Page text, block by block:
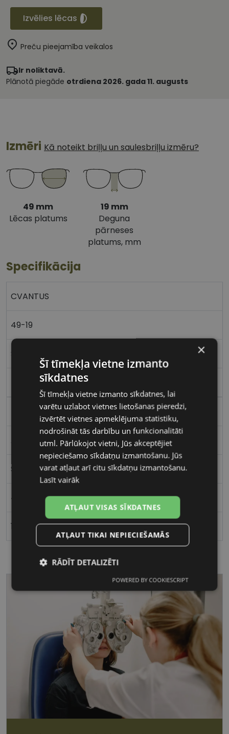
Izvēlies lēcas
Preču pieejamība veikalos
Ir noliktavā.
Plānotā piegāde otrdiena 2026. gada 11. augusts
Izmēri Kā noteikt briļļu un saulesbriļļu izmēru?
49 mm
Lēcas platums
19 mm
Deguna
pārneses
platums, mm
Specifikācija
CVANTUS
49-19
S
blue/mos
Plastmasa
Apaļas / Ovālas
Sievietēm
49
19
×
Šī tīmekļa vietne izmanto
sīkdatnes
Šī tīmekļa vietne izmanto sīkdatnes, lai
varētu uzlabot vietnes lietošanas pieredzi,
izvērtēt vietnes apmeklējuma statistiku,
nodrošināt tās darbību un funkcionalitāti
utml. Pārlūkojot vietni, Jūs akceptējiet
nepieciešamo sīkdatņu izmantošanu. Jūs
varat atļaut arī citu sīkdatņu izmantošanu.
Lasīt vairāk
ATĻAUT VISAS SĪKDATNES
ATĻAUT TIKAI NEPIECIEŠAMĀS
RĀDĪT DETALIZĒTI
sīkdatnes
Statistikas
sīkdatnes
Mārketinga
sīkdatnes
Funkcionālās
sīkdatnes
Nepieciešamās sīkdatnes
POWERED BY COOKIESCRIPT